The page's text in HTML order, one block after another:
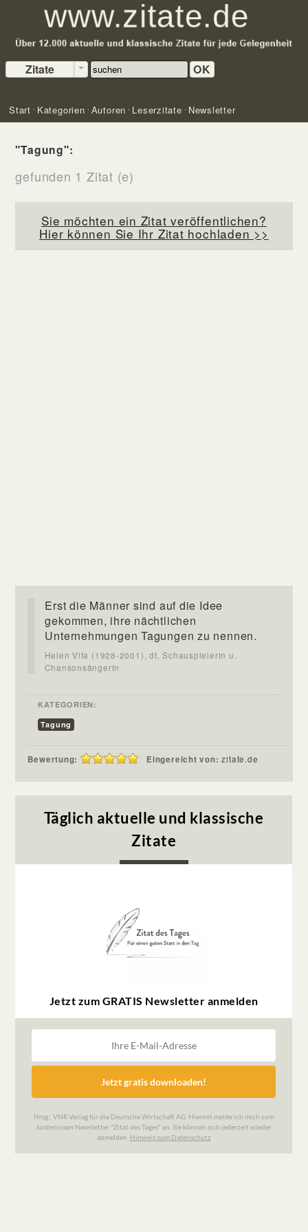
Zitate OK
Start Kategorien Autoren Leserzitate Newsletter
"Tagung":
gefunden 1 Zitat (e)
Sie möchten ein Zitat veröffentlichen?
Hier können Sie Ihr Zitat hochladen >>
Erst die Männer sind auf die Idee
gekommen, ihre nächtlichen
Unternehmungen Tagungen zu nennen.
Helen Vita (1928-2001), dt. Schauspielerin u.
Chansonsängerin
KATEGORIEN:
Tagung
Bewertung: Eingereicht von:zitate.de